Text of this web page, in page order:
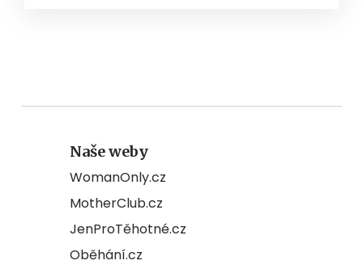
Naše weby
WomanOnly.cz
MotherClub.cz
JenProTěhotné.cz
Oběhání.cz